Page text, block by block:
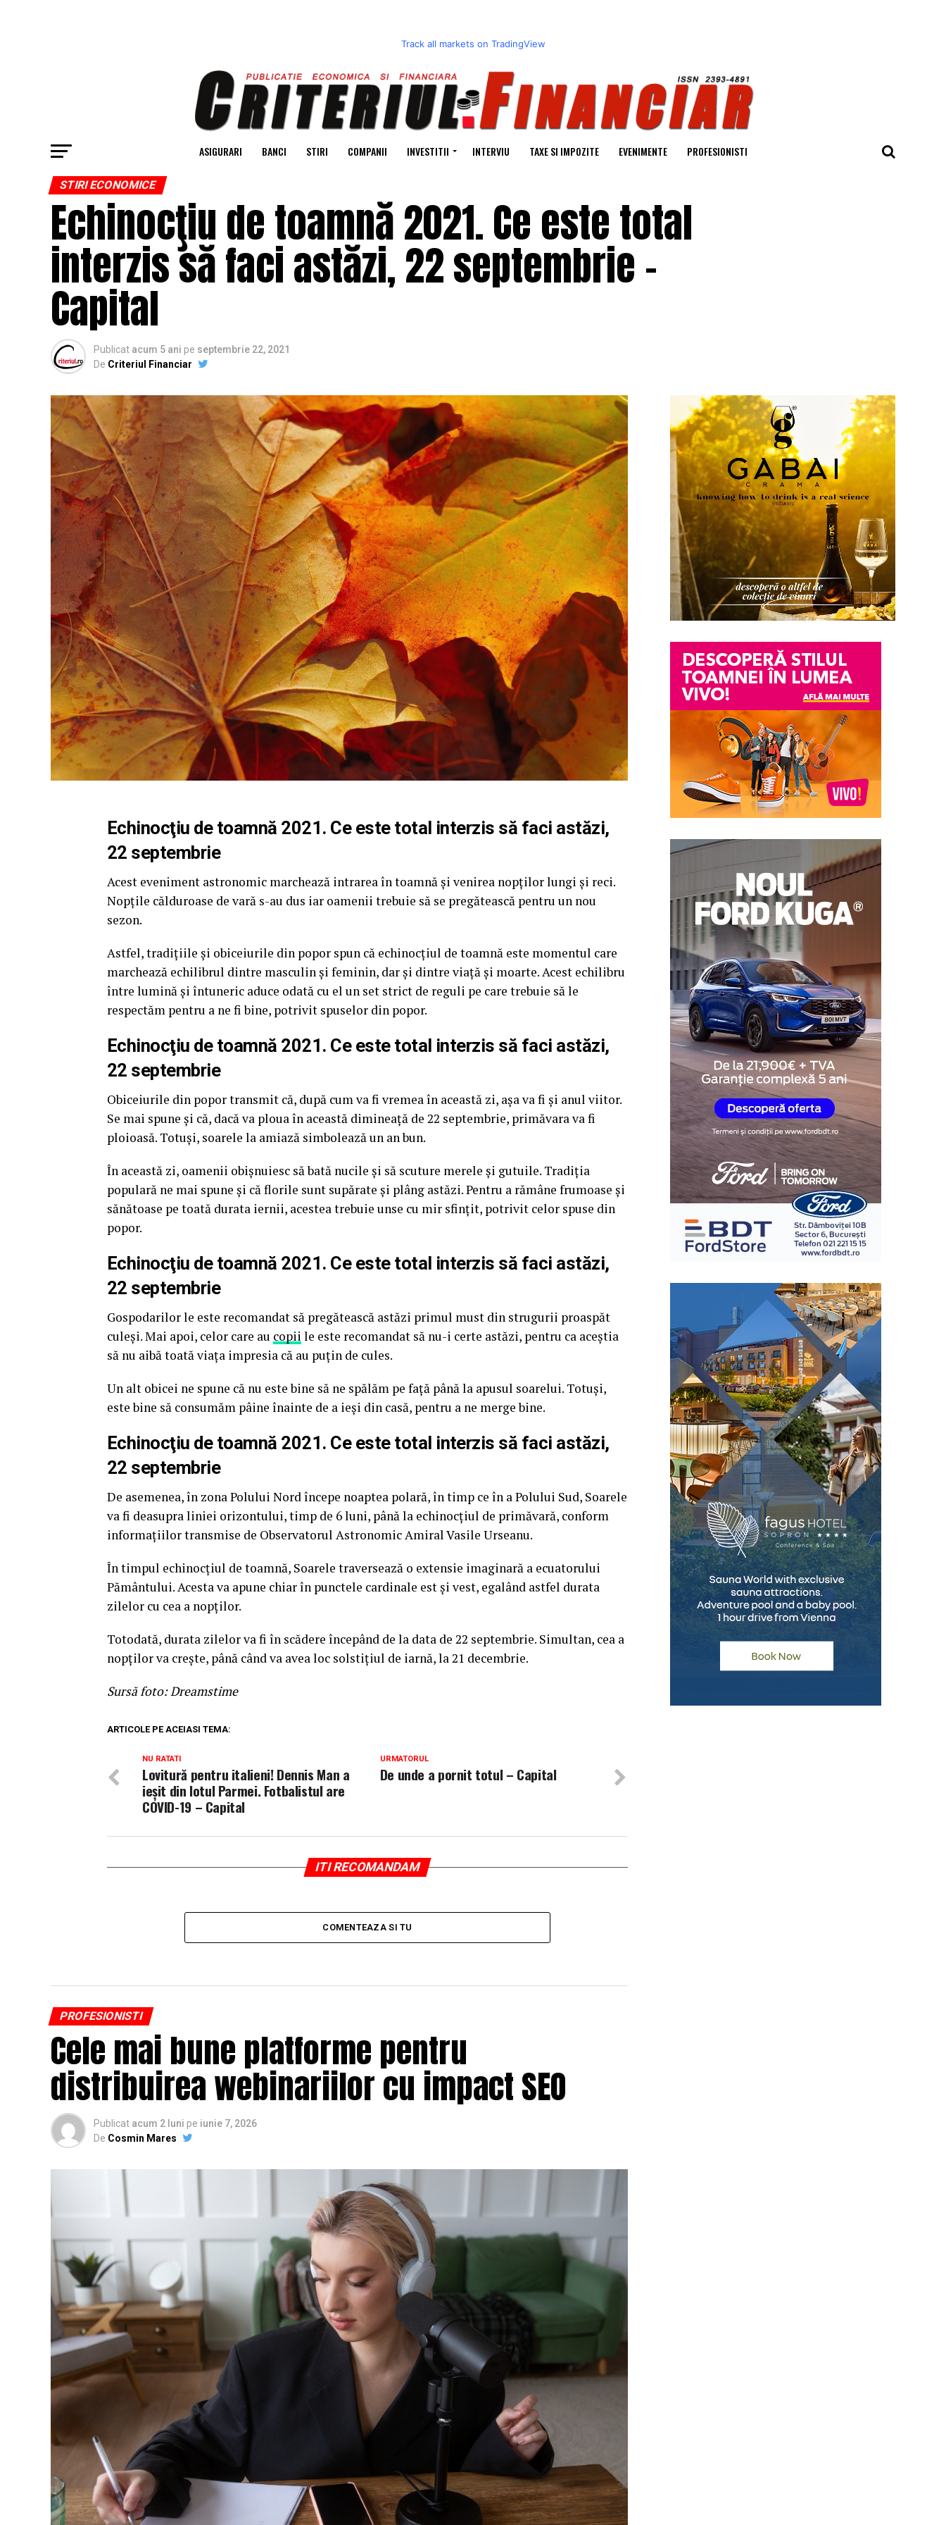
Track all markets on TradingView
ASIGURARI BANCI STIRI COMPANII INVESTITII INTERVIU TAXE SI IMPOZITE EVENIMENTE PROFESIONISTI
STIRI ECONOMICE
Echinocţiu de toamnă 2021. Ce este total
interzis să faci astăzi, 22 septembrie –
Capital
Publicat acum 5 ani pe septembrie 22, 2021
De Criteriul Financiar
Echinocţiu de toamnă 2021. Ce este total interzis să faci astăzi,
22 septembrie
Acest eveniment astronomic marchează intrarea în toamnă și venirea nopților lungi și reci.
Nopțile călduroase de vară s-au dus iar oamenii trebuie să se pregătească pentru un nou
sezon.
Astfel, tradițiile și obiceiurile din popor spun că echinocţiul de toamnă este momentul care
marchează echilibrul dintre masculin şi feminin, dar şi dintre viaţă şi moarte. Acest echilibru
între lumină și întuneric aduce odată cu el un set strict de reguli pe care trebuie să le
respectăm pentru a ne fi bine, potrivit spuselor din popor.
Echinocţiu de toamnă 2021. Ce este total interzis să faci astăzi,
22 septembrie
Obiceiurile din popor transmit că, după cum va fi vremea în această zi, aşa va fi şi anul viitor.
Se mai spune și că, dacă va ploua în această dimineaţă de 22 septembrie, primăvara va fi
ploioasă. Totuși, soarele la amiază simbolează un an bun.
În această zi, oamenii obișnuiesc să bată nucile şi să scuture merele şi gutuile. Tradiţia
populară ne mai spune și că florile sunt supărate şi plâng astăzi. Pentru a rămâne frumoase şi
sănătoase pe toată durata iernii, acestea trebuie unse cu mir sfinţit, potrivit celor spuse din
popor.
Echinocţiu de toamnă 2021. Ce este total interzis să faci astăzi,
22 septembrie
Gospodarilor le este recomandat să pregătească astăzi primul must din strugurii proaspăt
culeşi. Mai apoi, celor care au copii le este recomandat să nu-i certe astăzi, pentru ca aceștia
să nu aibă toată viața impresia că au puţin de cules.
Un alt obicei ne spune că nu este bine să ne spălăm pe faţă până la apusul soarelui. Totuși,
este bine să consumăm pâine înainte de a ieşi din casă, pentru a ne merge bine.
Echinocţiu de toamnă 2021. Ce este total interzis să faci astăzi,
22 septembrie
De asemenea, în zona Polului Nord începe noaptea polară, în timp ce în a Polului Sud, Soarele
va fi deasupra liniei orizontului, timp de 6 luni, până la echinocţiul de primăvară, conform
informațiilor transmise de Observatorul Astronomic Amiral Vasile Urseanu.
În timpul echinocţiul de toamnă, Soarele traversează o extensie imaginară a ecuatorului
Pământului. Acesta va apune chiar în punctele cardinale est şi vest, egalând astfel durata
zilelor cu cea a nopţilor.
Totodată, durata zilelor va fi în scădere începând de la data de 22 septembrie. Simultan, cea a
nopţilor va creşte, până când va avea loc solstiţiul de iarnă, la 21 decembrie.
Sursă foto: Dreamstime
ARTICOLE PE ACEIASI TEMA:
URMATORUL
De unde a pornit totul – Capital
NU RATATI
Lovitură pentru italieni! Dennis Man a
ieșit din lotul Parmei. Fotbalistul are
COVID-19 – Capital
ITI RECOMANDAM
COMENTEAZA SI TU
PROFESIONISTI
Cele mai bune platforme pentru
distribuirea webinariilor cu impact SEO
Publicat acum 2 luni pe iunie 7, 2026
De Cosmin Mares